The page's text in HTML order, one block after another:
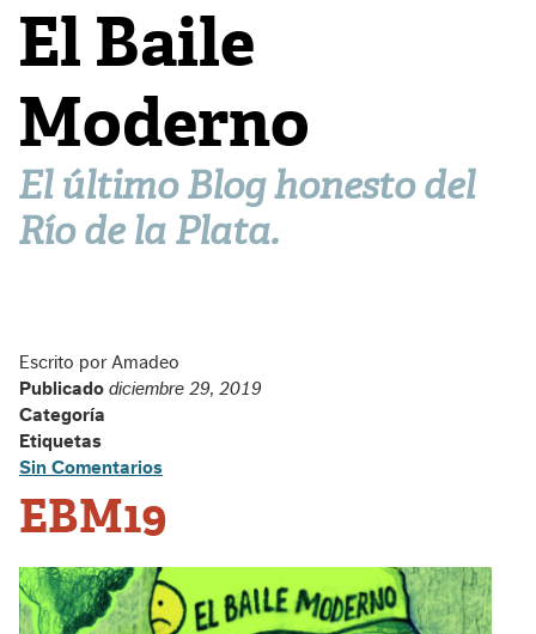
El Baile
Moderno
El último Blog honesto del
Río de la Plata.
Escrito por Amadeo
Publicado diciembre 29, 2019
Categoría
Etiquetas
Sin Comentarios
EBM19